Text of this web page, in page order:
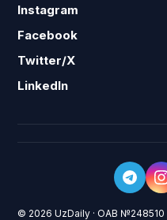
Instagram
Facebook
Twitter/X
LinkedIn
© 2026 UzDaily · ОАВ №248510